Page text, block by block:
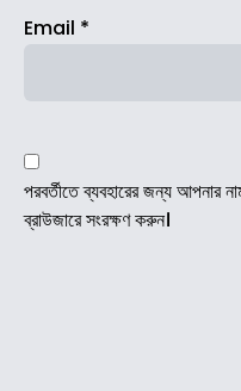
Email *
পরবর্তীতে ব্যবহারের জন্য আপনার
ব্রাউজারে সংরক্ষণ করুন।